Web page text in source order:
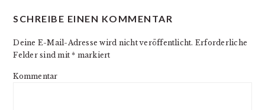
SCHREIBE EINEN KOMMENTAR
Deine E-Mail-Adresse wird nicht veröffentlicht. Erforderliche
Felder sind mit* markiert
Kommentar